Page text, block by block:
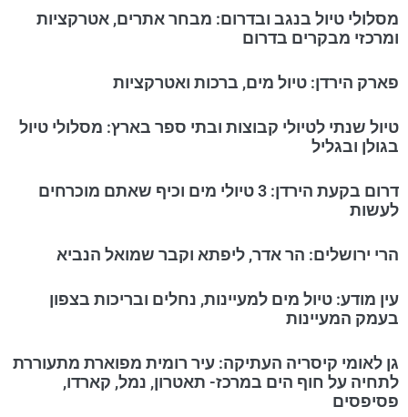
מסלולי טיול בנגב ובדרום: מבחר אתרים, אטרקציות
ומרכזי מבקרים בדרום
פארק הירדן: טיול מים, ברכות ואטרקציות
טיול שנתי לטיולי קבוצות ובתי ספר בארץ: מסלולי טיול
בגולן ובגליל
דרום בקעת הירדן: 3 טיולי מים וכיף שאתם מוכרחים
לעשות
הרי ירושלים: הר אדר, ליפתא וקבר שמואל הנביא
עין מודע: טיול מים למעיינות, נחלים ובריכות בצפון
בעמק המעיינות
גן לאומי קיסריה העתיקה: עיר רומית מפוארת מתעוררת
לתחיה על חוף הים במרכז- תאטרון, נמל, קארדו,
פסיפסים